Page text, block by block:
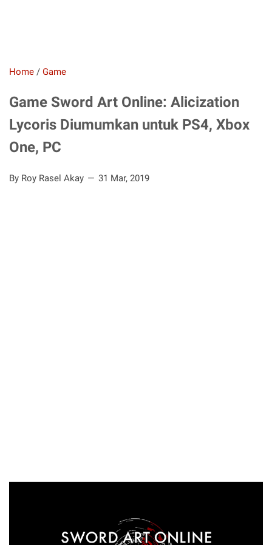
Home / Game
Game Sword Art Online: Alicization
Lycoris Diumumkan untuk PS4, Xbox
One, PC
By Roy Rasel Akay 31 Mar, 2019